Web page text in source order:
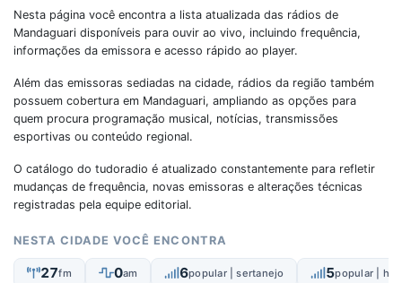
Nesta página você encontra a lista atualizada das rádios de
Mandaguari disponíveis para ouvir ao vivo, incluindo frequência,
informações da emissora e acesso rápido ao player.
Além das emissoras sediadas na cidade, rádios da região também
possuem cobertura em Mandaguari, ampliando as opções para
quem procura programação musical, notícias, transmissões
esportivas ou conteúdo regional.
O catálogo do tudoradio é atualizado constantemente para refletir
mudanças de frequência, novas emissoras e alterações técnicas
registradas pela equipe editorial.
NESTA CIDADE VOCÊ ENCONTRA
27fm 0am 6popular | sertanejo 5popular |